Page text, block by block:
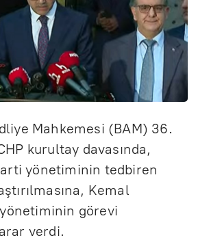
Mahkemesi (BAM) 36.
kurultay davasında,
yönetiminin tedbiren
Kemal
görevi
verdi.